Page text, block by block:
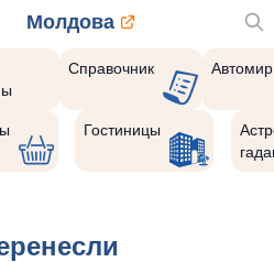
Молдова
Справочник Автомир
Гостиницы